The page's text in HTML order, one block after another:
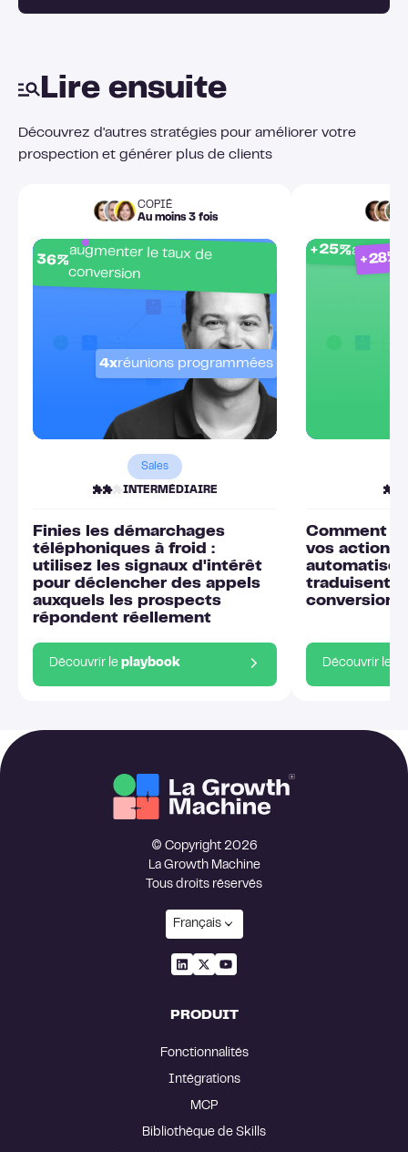
Lire ensuite
Découvrez d'autres stratégies pour améliorer votre
prospection et générer plus de clients
COPIÉ
Au moins 3 fois
4xréunions programmées
36%augmenter le taux de
conversion
Sales
INTERMÉDIAIRE
Finies les démarchages
téléphoniques à froid :
utilisez les signaux d'intérêt
pour déclencher des appels
auxquels les prospects
répondent réellement
Découvrir le playbook
+25%
+28%
Comment
vos actions
traduisent
conversions
Découvrir le
© Copyright 2026
La Growth Machine
Tous droits réservés
Français
PRODUIT
Fonctionnalités
Intégrations
MCP
Bibliothèque de Skills